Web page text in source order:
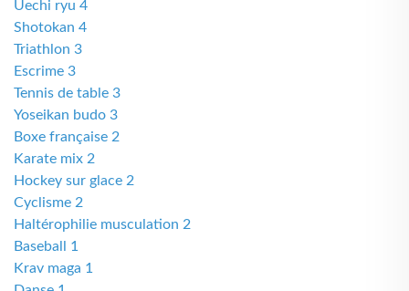
Uechi ryu 4
Shotokan 4
Triathlon 3
Escrime 3
Tennis de table 3
Yoseikan budo 3
Boxe française 2
Karate mix 2
Hockey sur glace 2
Cyclisme 2
Haltérophilie musculation 2
Baseball 1
Krav maga 1